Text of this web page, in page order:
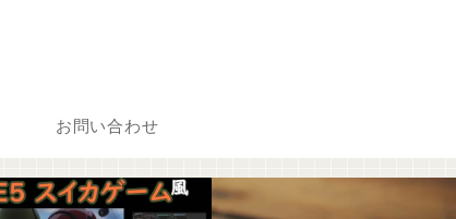
お問い合わせ